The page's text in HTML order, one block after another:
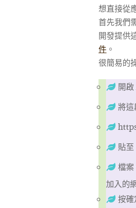
想直接從
首先我們
開發提供
件 。
很簡易的
開
將這
貼至
檔
加入的
按